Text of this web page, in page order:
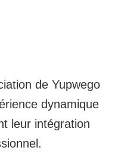
de Yupwego
dynamique
leur intégration